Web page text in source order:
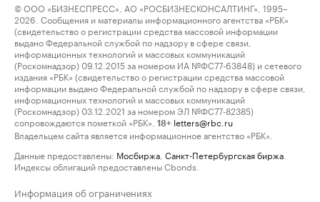
© ООО «БИЗНЕСПРЕСС», АО «РОСБИЗНЕСКОНСАЛТИНГ», 1995–
2026. Сообщения и материалы информационного агентства «РБК»
(свидетельство о регистрации средства массовой информации
выдано Федеральной службой по надзору в сфере связи,
информационных технологий и массовых коммуникаций
(Роскомнадзор) 09.12.2015 за номером ИА №ФС77-63848) и сетевого
издания «РБК» (свидетельство о регистрации средства массовой
информации выдано Федеральной службой по надзору в сфере связи,
информационных технологий и массовых коммуникаций
(Роскомнадзор) 03.12.2021 за номером ЭЛ №ФС77-82385)
сопровождаются пометкой «РБК».
18+ letters@rbc.ru
Владельцем сайта является информационное агентство «РБК».
Данные предоставлены: Мосбиржа Санкт-Петербургская биржа
Индексы облигаций предоставлены Cbonds.
Информация об ограничениях